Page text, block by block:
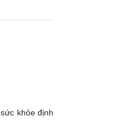
khỏe định